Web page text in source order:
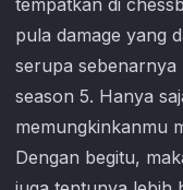
tempatkan di
pula damage yang
serupa sebenarnya
season 5. Hanya
memungkinkanmu
Dengan begitu,